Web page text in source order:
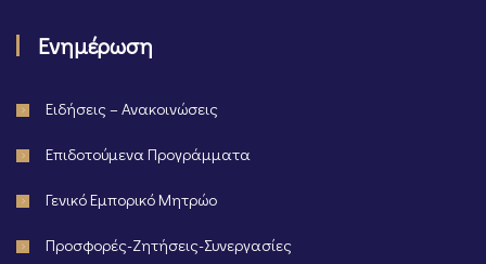
Ενημέρωση
Ειδήσεις – Ανακοινώσεις
Επιδοτούμενα Προγράμματα
Γενικό Εμπορικό Μητρώο
Προσφορές-Ζητήσεις-Συνεργασίες